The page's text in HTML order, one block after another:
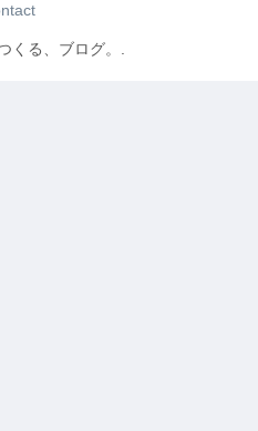
くる、ブログ。.